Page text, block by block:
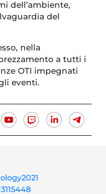
dell’ambiente,
del
nella
a tutti i
OTI impegnati
eventi.